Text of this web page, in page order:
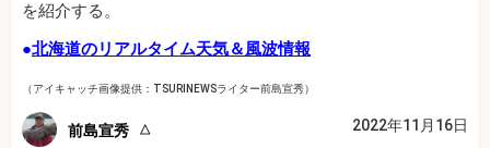
を紹介する。
●北海道のリアルタイム天気＆風波情報
（アイキャッチ画像提供：TSURINEWSライター前島宣秀）
前島宣秀 2022年11月16日